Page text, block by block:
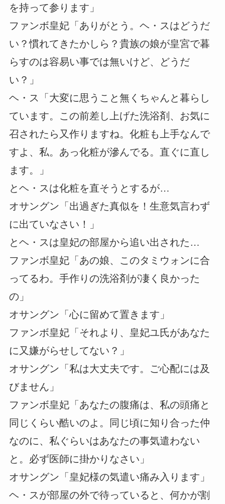
を持って参ります」
ファンボ皇妃「ありがとう。ヘ・スはどうだ
い？慣れてきたかしら？貴族の娘が皇宮で暮
らすのは容易い事では無いけど、どうだ
い？」
ヘ・ス「大変に思うこと無くちゃんと暮らし
ています。この前差し上げた洗浴剤、お気に
召されたら又作りますね。化粧も上手なんで
すよ、私。あっ化粧が滲んでる。直ぐに直し
ます。」
とヘ・スは化粧を直そうとするが…
オサングン「出過ぎた真似を！生意気言わず
に出ていなさい！」
とヘ・スは皇妃の部屋から追い出された…
ファンボ皇妃「あの娘、このタミウォンに合
ってるわ。手作りの洗浴剤が凄く良かった
の」
オサングン「心に留めて置きます」
ファンボ皇妃「それより、皇妃ユ氏があなた
に又嫌がらせしてない？」
オサングン「私は大丈夫です。ご心配には及
びません」
ファンボ皇妃「あなたの腹痛は、私の頭痛と
同じくらい酷いのよ。同じ頃に知り合った仲
なのに、私ぐらいはあなたの事気遣わない
と。必ず医師に掛かりなさい」
オサングン「皇妃様の気遣い痛み入ります」
ヘ・スが部屋の外で待っていると、何かが割